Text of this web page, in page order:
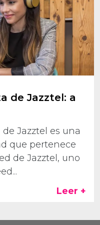
de Jazztel: a
Jazztel es una
que pertenece
de Jazztel, uno
Leer +